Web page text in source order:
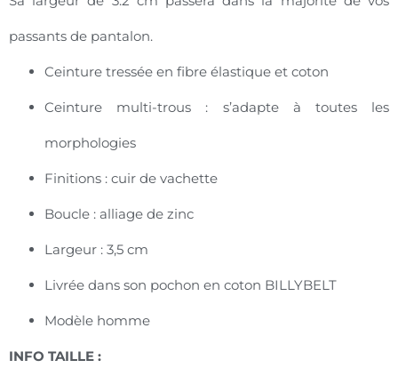
passants de pantalon.
Ceinture tressée en fibre élastique et coton
Ceinture multi-trous : s’adapte à toutes les
morphologies
Finitions : cuir de vachette
Boucle : alliage de zinc
Largeur : 3,5 cm
Livrée dans son pochon en coton BILLYBELT
Modèle homme
INFO TAILLE :